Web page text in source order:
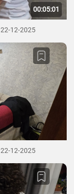
00:05:01
22-12-2025
22-12-2025